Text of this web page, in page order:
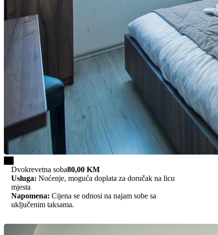
Dvokrevetna soba80,00 KM
Usluga: Noćenje, moguća doplata za doručak na licu
mjesta
Napomena: Cijena se odnosi na najam sobe sa
uključenim taksama.